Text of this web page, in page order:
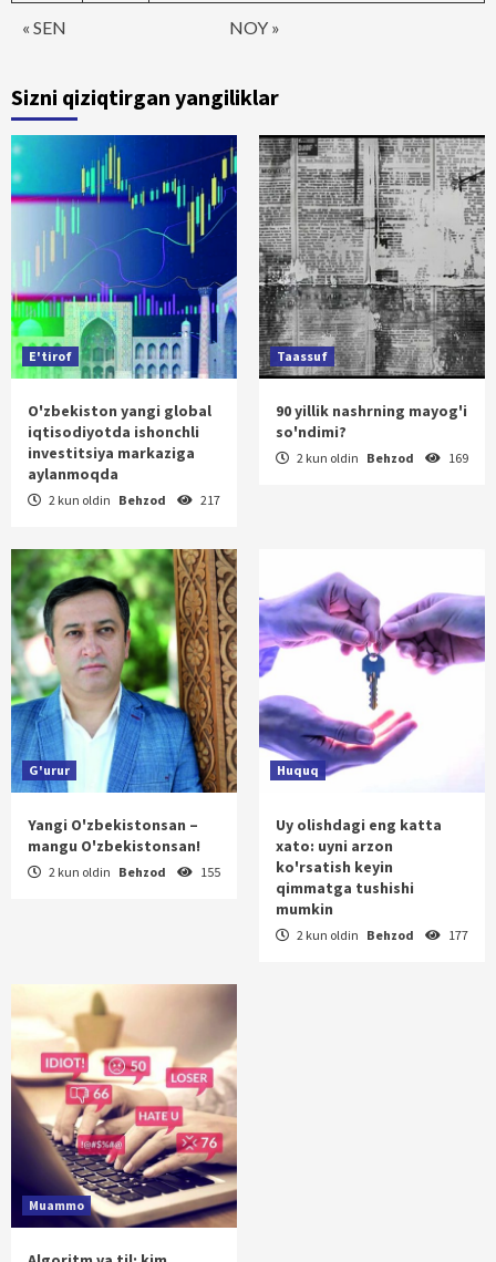
« SEN NOY »
Sizni qiziqtirgan yangiliklar
E'tirof
O'zbekiston yangi global
iqtisodiyotda ishonchli
investitsiya markaziga
aylanmoqda
2 kun oldin Behzod 217
Taassuf
90 yillik nashrning mayog'i
so'ndimi?
2 kun oldin Behzod 169
G'urur
Yangi O'zbekistonsan –
mangu O'zbekistonsan!
2 kun oldin Behzod 155
Huquq
Uy olishdagi eng katta
xato: uyni arzon
ko'rsatish keyin
qimmatga tushishi
mumkin
2 kun oldin Behzod 177
Muammo